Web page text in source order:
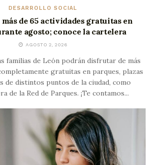
DESARROLLO SOCIAL
de 65 actividades gratuitas en
agosto; conoce la cartelera
AGOSTO 2, 2026
familias de León podrán disfrutar de más
gratuitas en parques, plazas
de distintos puntos de la ciudad, como
de la Red de Parques. ¡Te contamos...